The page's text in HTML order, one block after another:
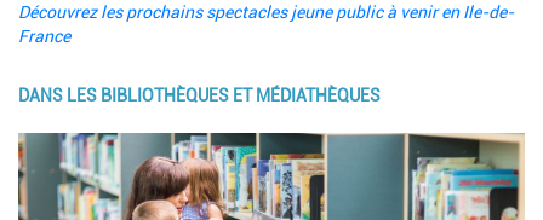
Découvrez les prochains spectacles jeune public à venir en Ile-de-
France
DANS LES BIBLIOTHÈQUES ET MÉDIATHÈQUES
Image